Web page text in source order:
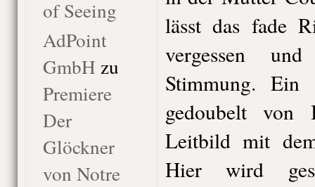
of Seeing
AdPoint
GmbH zu
Premiere
Der
Glöckner
von Notre
lässt das fade
vergessen
Stimmung. Ein
gedoubelt von
Leitbild mit
Hier wird